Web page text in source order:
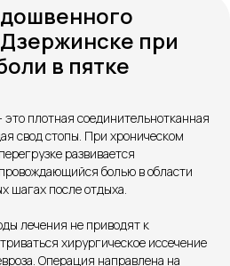
при
в пятке
плотная соединительнотканная
свод стопы. При хроническом
развивается
болью в области
шагах после отдыха.
лечения не приводят к
хирургическое иссечение
Операция направлена на